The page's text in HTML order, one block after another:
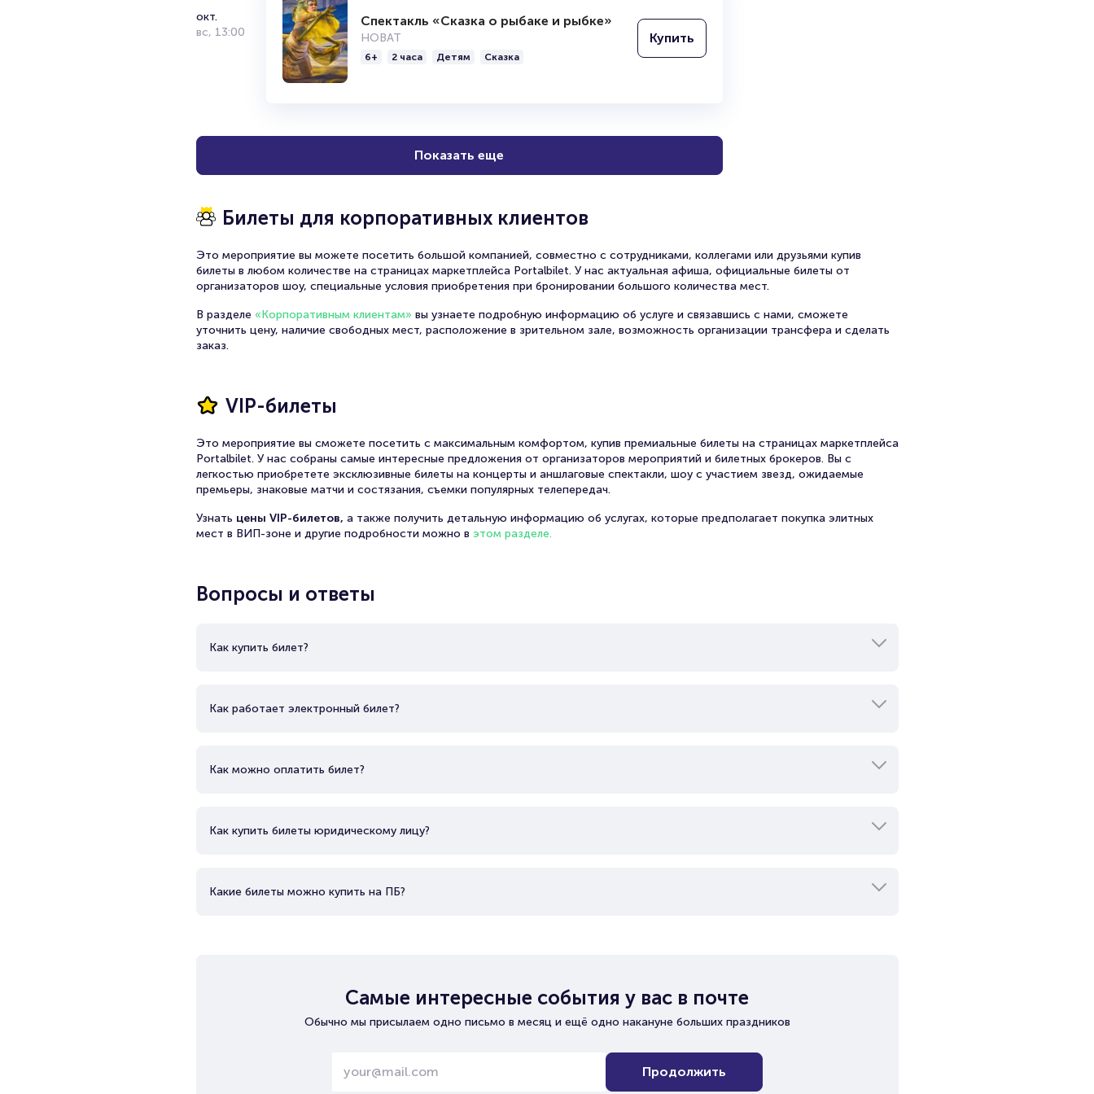
окт.
вс, 13:00
Спектакль «Сказка о рыбаке и рыбке»
НОВАТ
6+ 2 часа Детям Сказка
Купить
Показать еще
Билеты для корпоративных клиентов
Это мероприятие вы можете посетить большой компанией, совместно с сотрудниками, коллегами или друзьями купив
билеты в любом количестве на страницах маркетплейса Portalbilet. У нас актуальная афиша, официальные билеты от
организаторов шоу, специальные условия приобретения при бронировании большого количества мест.
В разделе «Корпоративным клиентам» вы узнаете подробную информацию об услуге и связавшись с нами, сможете
уточнить цену, наличие свободных мест, расположение в зрительном зале, возможность организации трансфера и сделать
заказ.
VIP-билеты
Это мероприятие вы сможете посетить с максимальным комфортом, купив премиальные билеты на страницах маркетплейса
Portalbilet. У нас собраны самые интересные предложения от организаторов мероприятий и билетных брокеров. Вы с
легкостью приобретете эксклюзивные билеты на концерты и аншлаговые спектакли, шоу с участием звезд, ожидаемые
премьеры, знаковые матчи и состязания, съемки популярных телепередач.
Узнать цены VIP-билетов, а также получить детальную информацию об услугах, которые предполагает покупка элитных
мест в ВИП-зоне и другие подробности можно в этом разделе.
Вопросы и ответы
Как купить билет?
Как работает электронный билет?
Как можно оплатить билет?
Как купить билеты юридическому лицу?
Какие билеты можно купить на ПБ?
Самые интересные события у вас в почте
Обычно мы присылаем одно письмо в месяц и ещё одно накануне больших праздников
Продолжить